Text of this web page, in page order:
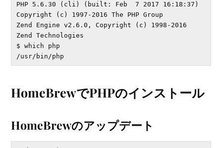
PHP 5.6.30 (cli) (built: Feb  7 2017 16:18:37)
Copyright (c) 1997-2016 The PHP Group
Zend Engine v2.6.0, Copyright (c) 1998-2016
Zend Technologies
$ which php
HomeBrewでPHPのインストール
HomeBrewのアップデート